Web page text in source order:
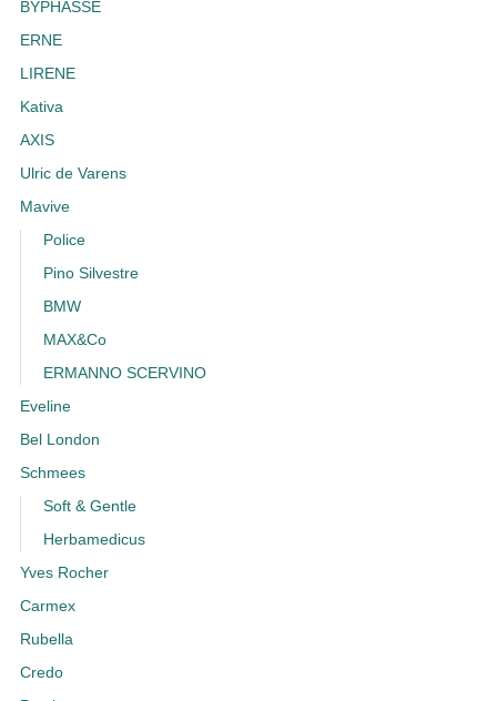
BYPHASSE
ERNE
LIRENE
Kativa
AXIS
Ulric de Varens
Mavive
Police
Pino Silvestre
BMW
MAX&Co
ERMANNO SCERVINO
Eveline
Bel London
Schmees
Soft & Gentle
Herbamedicus
Yves Rocher
Carmex
Rubella
Credo